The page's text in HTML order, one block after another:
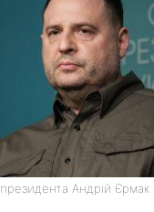
Андрій Єрмак